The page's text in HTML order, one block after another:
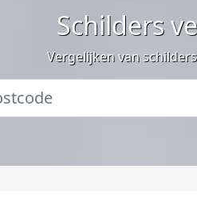
Schilders
Vergelijken van